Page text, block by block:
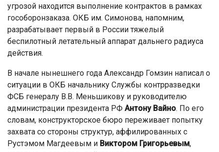
угрозой находится выполнение контрактов в рамках
гособоронзаказа. ОКБ им. Симонова, напомним,
разрабатывает первый в России тяжелый
беспилотный летательный аппарат дальнего радиуса
действия.
В начале нынешнего года Александр Гомзин написал о
ситуации в ОКБ начальнику Службы контрразведки
ФСБ генералу В.В. Меньшикову и руководителю
администрации президента РФ Антону Вайно. По его
словам, конструкторское бюро переживает попытку
захвата со стороны структур, аффилированных с
Рустэмом Магдеевым и Виктором Григорьевым,